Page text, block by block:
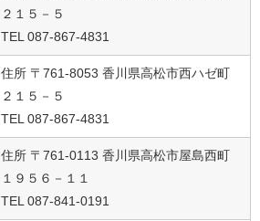
２１５－５
TEL 087-867-4831
住所 〒761-8053 香川県高松市西ハゼ町
２１５－５
TEL 087-867-4831
住所 〒761-0113 香川県高松市屋島西町
１９５６－１１
TEL 087-841-0191